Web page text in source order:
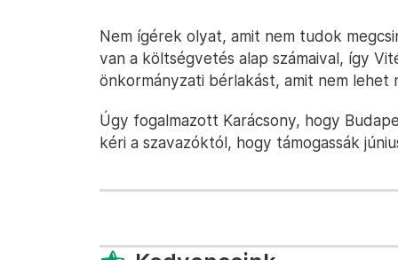
Nem ígérek olyat, amit nem tudok
van a költségvetés alap számaival, így
önkormányzati bérlakást, amit nem lehet
Úgy fogalmazott Karácsony, hogy
kéri a szavazóktól, hogy támogassák